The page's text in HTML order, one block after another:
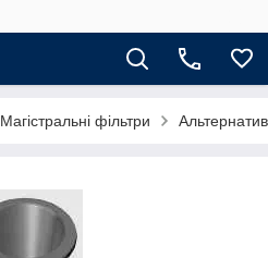
Магістральні фільтри